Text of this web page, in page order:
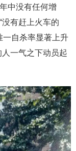
中没有任何增
有赶上火车的
一自杀率显著上升
一气之下动员起